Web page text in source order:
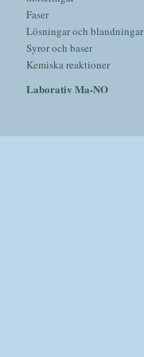
Faser
Lösningar och blandningar
Syror och baser
Kemiska reaktioner
Laborativ Ma-NO